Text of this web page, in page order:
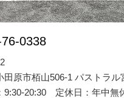
0338
田原市栢山506-1 パストラル
9:30-20:30 定休日：年中無